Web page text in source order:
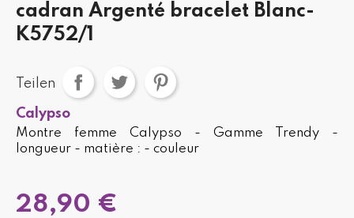
cadran Argenté bracelet Blanc-
K5752/1
Teilen
Calypso
Montre femme Calypso - Gamme Trendy -
longueur - matière : - couleur
28,90 €